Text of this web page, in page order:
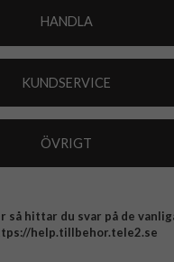
HANDLA
KUNDSERVICE
ÖVRIGT
så hittar du svar på de
help.tillbehor.tele2.se